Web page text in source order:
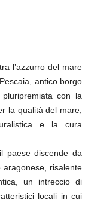
l’azzurro del mare
antico borgo
con la
la qualità del mare,
e la cura
paese discende da
risalente
un intreccio di
locali in cui